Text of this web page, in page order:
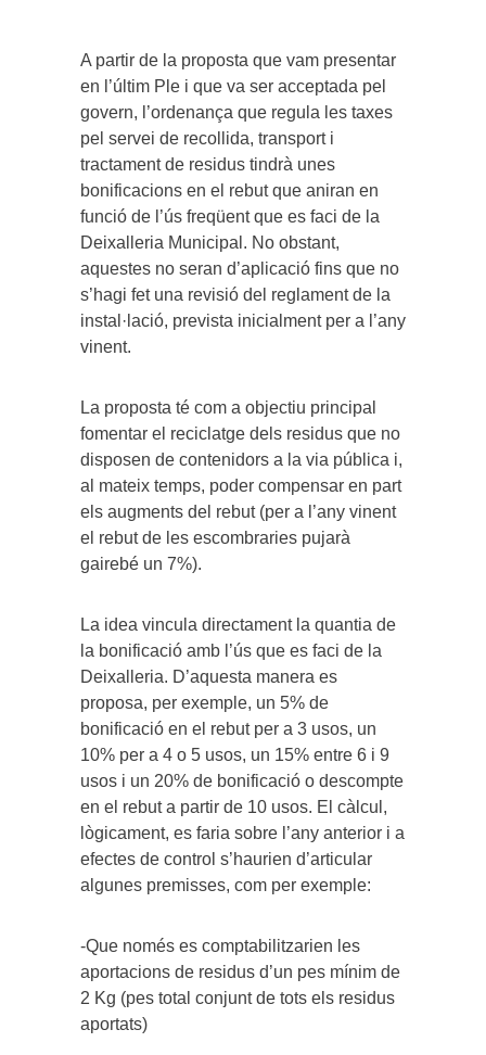
A partir de la proposta que vam presentar
en l’últim Ple i que va ser acceptada pel
govern, l’ordenança que regula les taxes
pel servei de recollida, transport i
tractament de residus tindrà unes
bonificacions en el rebut que aniran en
funció de l’ús freqüent que es faci de la
Deixalleria Municipal. No obstant,
aquestes no seran d’aplicació fins que no
s’hagi fet una revisió del reglament de la
instal·lació, prevista inicialment per a l’any
vinent.
La proposta té com a objectiu principal
fomentar el reciclatge dels residus que no
disposen de contenidors a la via pública i,
al mateix temps, poder compensar en part
els augments del rebut (per a l’any vinent
el rebut de les escombraries pujarà
gairebé un 7%).
La idea vincula directament la quantia de
la bonificació amb l’ús que es faci de la
Deixalleria. D’aquesta manera es
proposa, per exemple, un 5% de
bonificació en el rebut per a 3 usos, un
10% per a 4 o 5 usos, un 15% entre 6 i 9
usos i un 20% de bonificació o descompte
en el rebut a partir de 10 usos. El càlcul,
lògicament, es faria sobre l’any anterior i a
efectes de control s’haurien d’articular
algunes premisses, com per exemple:
-Que només es comptabilitzarien les
aportacions de residus d’un pes mínim de
2 Kg (pes total conjunt de tots els residus
aportats)